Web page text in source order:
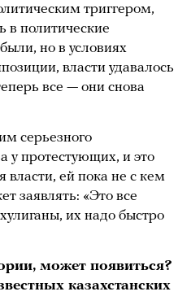
триггером,
в политические
но в условиях
власти удавалось
все — они снова
серьезного
у протестующих, и это
ей пока не с кем
заявлять: «Это все
их надо быстро
может появиться?
казахстанских